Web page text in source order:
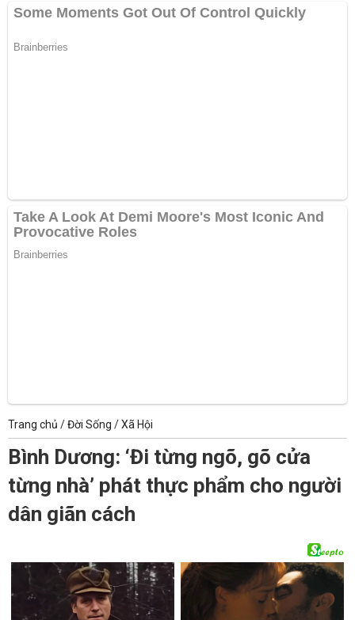
Trang chủ /Đời Sống /Xã Hội
Bình Dương: ‘Đi từng ngõ, gõ cửa
từng nhà’ phát thực phẩm cho người
dân giãn cách